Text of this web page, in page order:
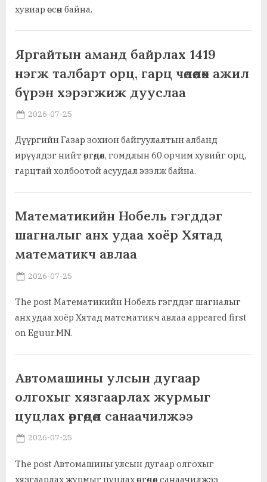
хувиар өссөн байна.
Тээврийн хэрэгсэл, хөдлүүр
Яргайтын аманд байрлах 1419
нэгж талбарт орц, гарц чөлөөлөх ажил
бүрэн хэрэгжиж дууслаа
Posted
2026-07-25
Дүүргийн Газар зохион байгуулалтын албанд
ирүүлдэг нийт өргөдөл, гомдлын 60 орчим хувийг орц,
гарцтай холбоотой асуудал эзэлж байна.
Математикийн Нобель гэгддэг
шагналыг анх удаа хоёр Хятад
математикч авлаа
Posted
2026-07-25
The post Математикийн Нобель гэгддэг шагналыг
анх удаа хоёр Хятад математикч авлаа appeared first
on Eguur.MN.
Автомашины улсын дугаар
олгохыг хязгаарлах журмыг
цуцлах өргөдөл санаачилжээ
Posted
2026-07-25
The post Автомашины улсын дугаар олгохыг
хязгаарлах журмыг цуцлах өргөдөл санаачилжээ